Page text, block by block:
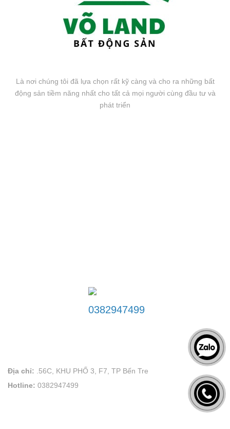
Là nơi chúng tôi đã lựa chọn rất kỹ càng và cho ra những bất
động sản tiềm năng nhất cho tất cả mọi người cùng đầu tư và
phát triển
0382947499
Địa chỉ: .56C, KHU PHỐ 3, F7, TP Bến Tre
Hotline: 0382947499